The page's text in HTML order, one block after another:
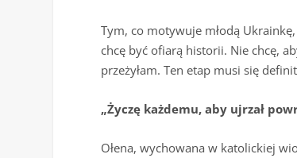
Tym, co motywuje młodą
chcę być ofiarą historii. Nie chcę,
przeżyłam. Ten etap musi się
„Życzę każdemu, aby ujrzał
Ołena, wychowana w katolickiej